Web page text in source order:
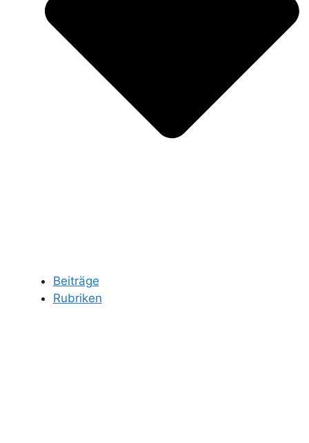
Beiträge
Rubriken